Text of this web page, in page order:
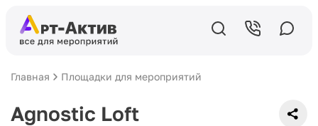
Главная Площадки для мероприятий
Agnostic Loft